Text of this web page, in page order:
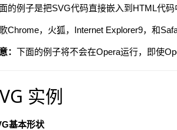
的例子是把SVG代码直接嵌入到HTML代码
Chrome，火狐，Internet Explorer9，和
： 下面的例子将不会在Opera运行，即使
实例
基本形状